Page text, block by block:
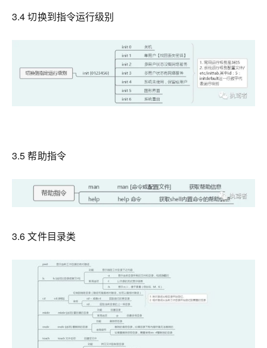
3.4 切换到指令运行级别
3.5 帮助指令
3.6 文件目录类